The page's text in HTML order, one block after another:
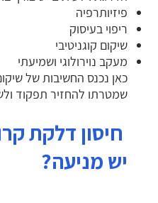
פיזיותרפיה
ריפוי בעיסוק
שיקום קוגניטיבי
מעקב נוירולוגי ושמיעתי
כאן נכנס החשיבות של
שמטרתו להחזיר תפקוד
חיסון דלקת
יש מניעה?